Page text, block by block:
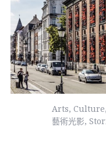
Arts, Culture,
藝術光影,